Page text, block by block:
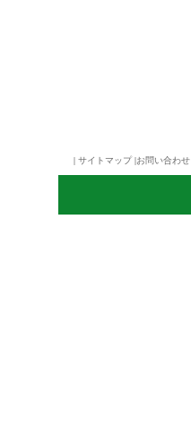
| サイトマップ|お問い合わせ